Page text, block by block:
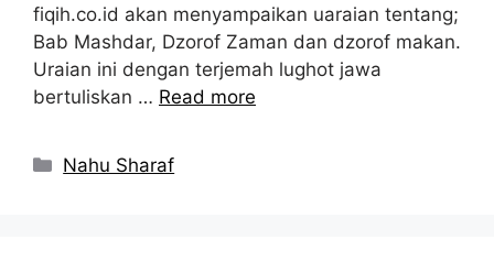
fiqih.co.id akan menyampaikan uaraian tentang;
Bab Mashdar, Dzorof Zaman dan dzorof makan.
Uraian ini dengan terjemah lughot jawa
bertuliskan … Read more
Kategori
Nahu Sharaf